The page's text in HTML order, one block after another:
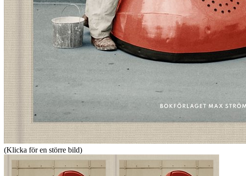
(Klicka för en större bild)